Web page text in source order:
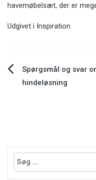
havemøbelsæt, der er
Udgivet i Inspiration
Spørgsmål og svar
hindeløsning
Søg
efter: